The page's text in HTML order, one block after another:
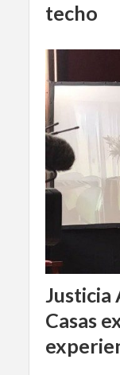
techo
Justicia
Casas